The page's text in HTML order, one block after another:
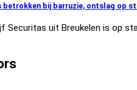
bij barruzie, ontslag op
Securitas uit Breukelen is op